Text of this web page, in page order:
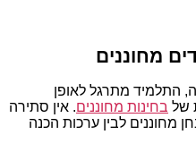
מחוננים
התלמיד מתרגל לאופן
של בחינות מחוננים. אין סתירה
מחוננים לבין ערכות הכנה